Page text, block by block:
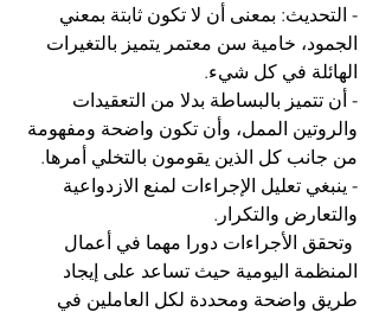
- التحديث: بمعنى أن لا تكون ثابتة بمعني
الجمود، خامية سن معتمر يتميز بالتغيرات
الهائلة في كل شيء.
- أن تتميز بالبساطة بدلا من التعقيدات
والروتين الممل، وأن تكون واضحة ومفهومة
من جانب كل الذين يقومون بالتخلي أمرها.
- ينبغي تعليل الإجراءات لمنع الازدواعية
والتعارض والتكرار.
وتحقق الأجراءات دورا مهما في أعمال
المنظمة اليومية حيث تساعد على إيجاد
طريق واضحة ومحددة لكل العاملين في